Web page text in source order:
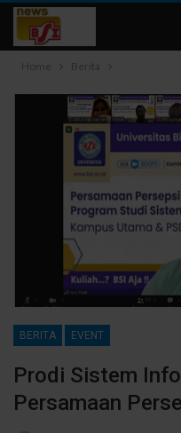
Home Berita
BERITA EVENT
Prodi Sistem
Persamaan